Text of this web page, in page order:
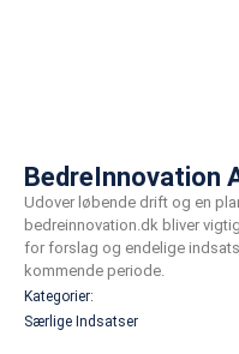
BedreInnovation
Udover løbende drift og en
bedreinnovation.dk bliver
for forslag og endelige
kommende periode.
Kategorier:
Særlige Indsatser